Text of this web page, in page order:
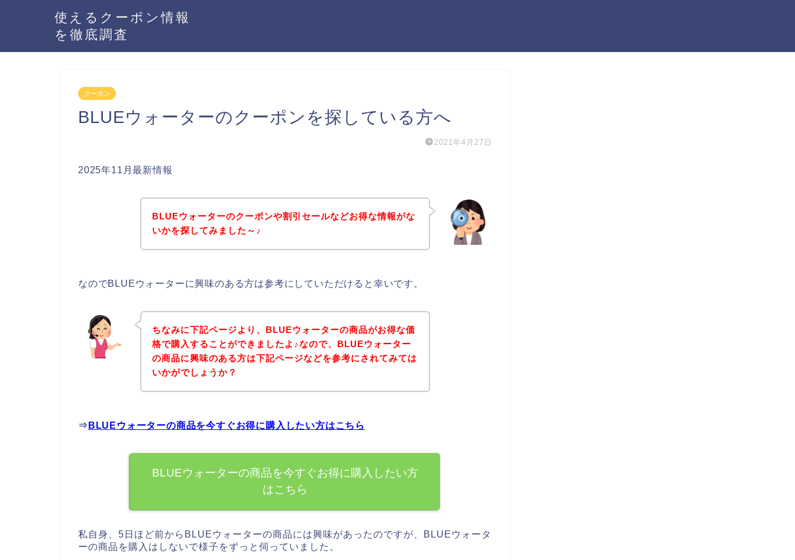
使えるクーポン情報
を徹底調査
クーポン
BLUEウォーターのクーポンを探している方へ
2021年4月27日
2025年11月最新情報
BLUEウォーターのクーポンや割引セールなどお得な情報がな
いかを探してみました～♪
なのでBLUEウォーターに興味のある方は参考にしていただけると幸いです。
ちなみに下記ページより、BLUEウォーターの商品がお得な価
格で購入することができましたよ♪なので、BLUEウォーター
の商品に興味のある方は下記ページなどを参考にされてみては
いかがでしょうか？
⇒ BLUEウォーターの商品を今すぐお得に購入したい方はこちら
BLUEウォーターの商品を今すぐお得に購入したい方
はこちら
私自身、5日ほど前からBLUEウォーターの商品には興味があったのですが、BLUEウォータ
ーの商品を購入はしないで様子をずっと伺っていました。